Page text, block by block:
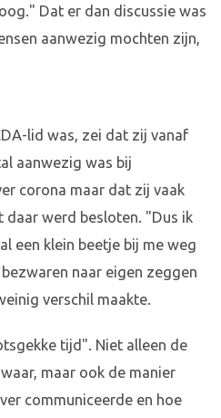
Dat er dan discussie was
aanwezig mochten zijn,
lid was, zei dat zij vanaf
aanwezig was bij
corona maar dat zij vaak
werd besloten. "Dus ik
een klein beetje bij me weg
naar eigen zeggen
verschil maakte.
tijd". Niet alleen de
maar ook de manier
communiceerde en hoe